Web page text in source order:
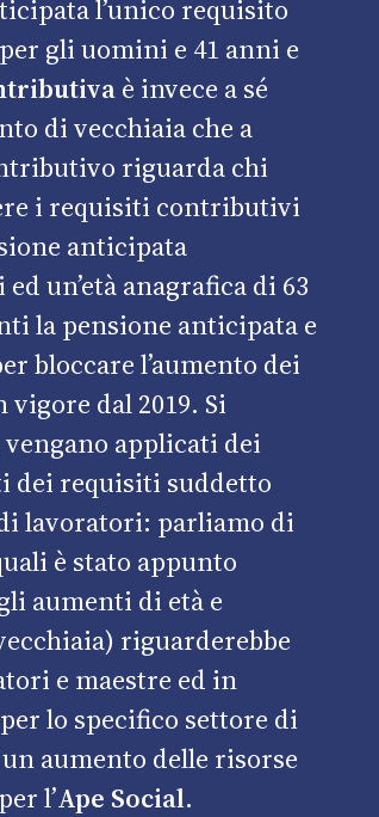
l’unico requisito
gli uomini e 41 anni e
è invece a sé
di vecchiaia che a
riguarda chi
i requisiti contributivi
anticipata
un’età anagrafica di 63
la pensione anticipata e
bloccare l’aumento dei
dal 2019. Si
applicati dei
dei requisiti suddetto
lavoratori: parliamo di
è stato appunto
aumenti di età e
riguarderebbe
e maestre ed in
lo specifico settore di
aumento delle risorse
l’Ape Social.